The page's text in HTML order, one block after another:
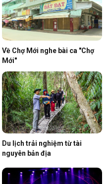
Về Chợ Mới nghe bài ca "Chợ
Mới"
Du lịch trải nghiệm từ tài
nguyên bản địa